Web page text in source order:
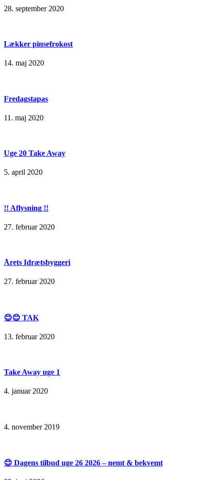
28. september 2020
Lækker pinsefrokost
14. maj 2020
Fredagstapas
11. maj 2020
Uge 20 Take Away
5. april 2020
!! Aflysning !!
27. februar 2020
Årets Idrætsbyggeri
27. februar 2020
😊😊 TAK
13. februar 2020
Take Away uge 1
4. januar 2020
4. november 2019
😊 Dagens tilbud uge 26 2026 – nemt & bekvemt